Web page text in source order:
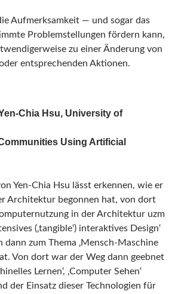
Aufmerksamkeit — und sogar das
Problemstellungen fördern kann,
zu einer Änderung von
entsprechenden Aktionen.
Chia Hsu, University of
Using Artificial
Yen-Chia Hsu lässt erkennen, wie er
Architektur begonnen hat, von dort
in der Architektur uzm
(‚tangible‘) interaktives Design‘
dann zum Thema ‚Mensch-Maschine
Von dort war der Weg dann geebnet
Lernen‘, ‚Computer Sehen‘
der Einsatz dieser Technologien für